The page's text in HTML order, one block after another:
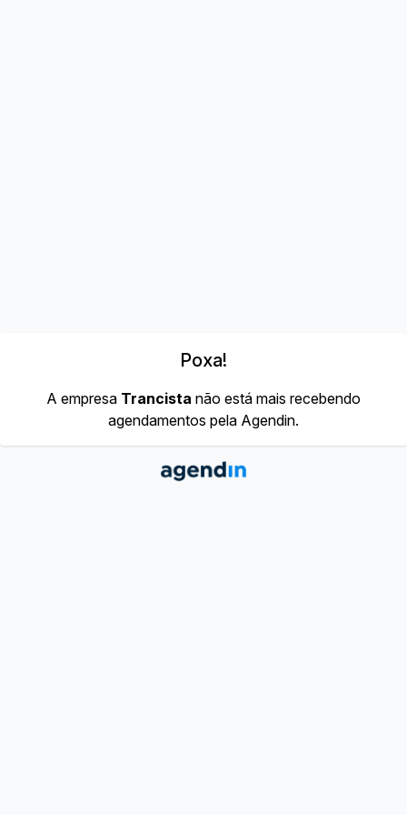
Poxa!
A empresa Trancista não está mais recebendo
agendamentos pela Agendin.